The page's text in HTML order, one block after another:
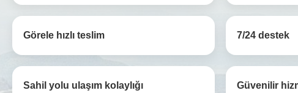
Görele hızlı teslim 7/24 destek
Sahil yolu ulaşım kolaylığı Güvenilir